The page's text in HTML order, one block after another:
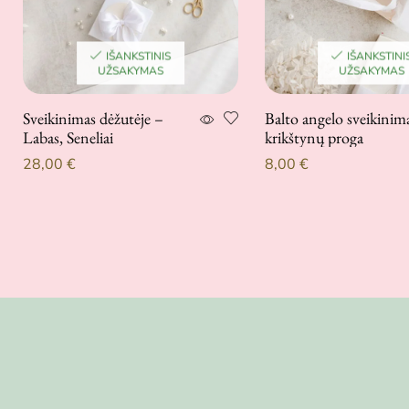
IŠANKSTINIS
UŽSAKYMAS
Sveikinimas dėžutėje –
Labas, Seneliai
28,00 €
UŽSAKYMAS
Balto angelo
krikštynų proga
8,00 €